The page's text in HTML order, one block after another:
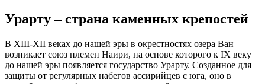
Урарту – страна каменных крепостей
В XIII-XII веках до нашей эры в окрестностях озера Ван
возникает союз племен Наири, на основе которого к IX веку
до нашей эры появляется государство Урарту. Созданное для
защиты от регулярных набегов ассирийцев с юга, оно в